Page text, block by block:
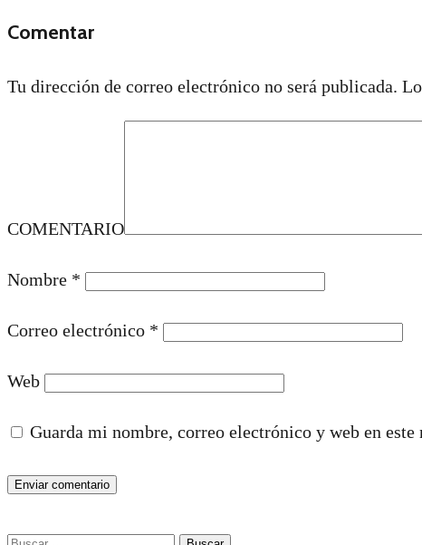
Comentar
Tu dirección de correo electrónico no será publicada.
COMENTARIO
Nombre *
Correo electrónico *
Web
Guarda mi nombre, correo electrónico y web en
Buscar: